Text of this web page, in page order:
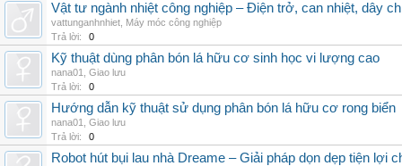
Vật tư ngành nhiệt công nghiệp – Điện trở, can nhiệt, dây
vattunganhnhiet Máy móc công nghiệp
Trả lời:
0
Kỹ thuật dùng phân bón lá hữu cơ sinh học vi lượng cao
nana01
Giao lưu
Trả lời:
0
Hướng dẫn kỹ thuật sử dụng phân bón lá hữu cơ rong biển
nana01
Giao lưu
Trả lời:
0
Robot hút bụi lau nhà Dreame – Giải pháp dọn dẹp tiện lợi